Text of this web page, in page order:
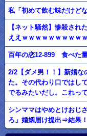
私「初めて飲む味だけど
【ネット騒然】惨殺され
ええｗｗｗｗｗｗｗｗｗ
百年の恋12-899 食べた
2/2【ダメ男！！】新婚な
た。その代わり口ではし
でるみたいだし。これ
シンママはやめとけおじ
ろ」婚姻届け提出⇒結果！